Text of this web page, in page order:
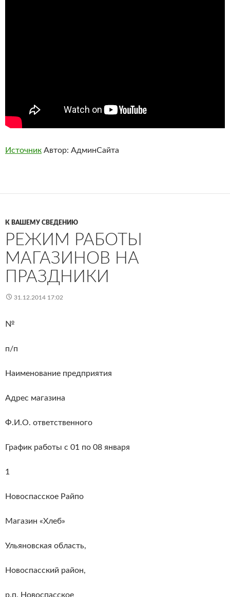
Источник Автор: АдминСайта
К ВАШЕМУ СВЕДЕНИЮ
РЕЖИМ РАБОТЫ
МАГАЗИНОВ НА
ПРАЗДНИКИ
31.12.2014 17:02
№
п/п
Наименование предприятия
Адрес магазина
Ф.И.О. ответственного
График работы с 01 по 08 января
1
Новоспасское Райпо
Магазин «Хлеб»
Ульяновская область,
Новоспасский район,
р.п. Новоспасское